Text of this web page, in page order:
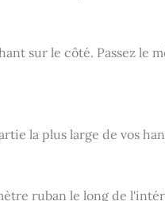
sur le côté. Passez
la plus large de vos
ruban le long de